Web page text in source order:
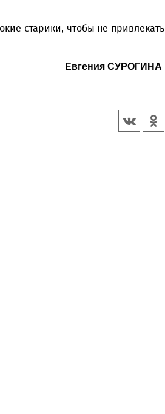
старики, чтобы не привлекать
Евгения СУРОГИНА